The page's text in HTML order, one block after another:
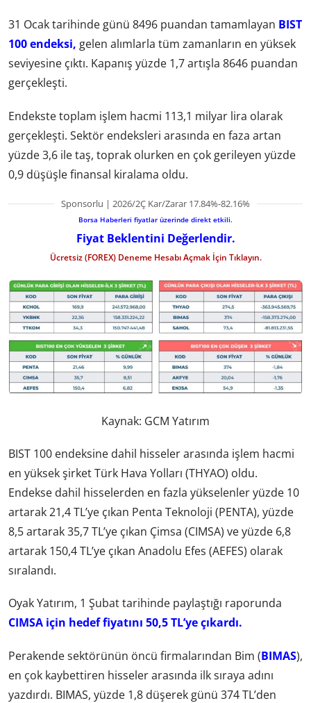
31 Ocak tarihinde günü 8496 puandan tamamlayan BIST
100 endeksi, gelen alımlarla tüm zamanların en yüksek
seviyesine çıktı. Kapanış yüzde 1,7 artışla 8646 puandan
gerçekleşti.
Endekste toplam işlem hacmi 113,1 milyar lira olarak
gerçekleşti. Sektör endeksleri arasında en faza artan
yüzde 3,6 ile taş, toprak olurken en çok gerileyen yüzde
0,9 düşüşle finansal kiralama oldu.
Sponsorlu | 2026/2Ç Kar/Zarar 17.84%-82.16%
Borsa Haberleri fiyatlar üzerinde direkt etkili.
Fiyat Beklentini Değerlendir.
Ücretsiz (FOREX) Deneme Hesabı Açmak İçin Tıklayın.
Kaynak: GCM Yatırım
BIST 100 endeksine dahil hisseler arasında işlem hacmi
en yüksek şirket Türk Hava Yolları (THYAO) oldu.
Endekse dahil hisselerden en fazla yükselenler yüzde 10
artarak 21,4 TL’ye çıkan Penta Teknoloji (PENTA), yüzde
8,5 artarak 35,7 TL’ye çıkan Çimsa (CIMSA) ve yüzde 6,8
artarak 150,4 TL’ye çıkan Anadolu Efes (AEFES) olarak
sıralandı.
Oyak Yatırım, 1 Şubat tarihinde paylaştığı raporunda
CIMSA için hedef fiyatını 50,5 TL’ye çıkardı.
Perakende sektörünün öncü firmalarından Bim (BIMAS),
en çok kaybettiren hisseler arasında ilk sıraya adını
yazdırdı. BIMAS, yüzde 1,8 düşerek günü 374 TL’den